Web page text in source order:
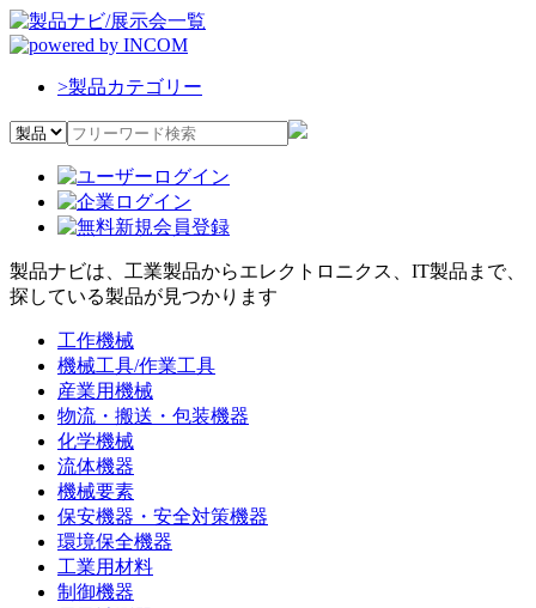
>製品カテゴリー
製品ナビは、工業製品からエレクトロニクス、IT製品まで、
探している製品が見つかります
工作機械
機械工具/作業工具
産業用機械
物流・搬送・包装機器
化学機械
流体機器
機械要素
保安機器・安全対策機器
環境保全機器
工業用材料
制御機器